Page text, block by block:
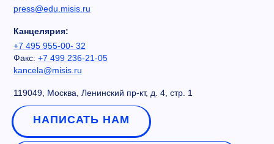
press@edu.misis.ru
Канцелярия:
+7 495 955-00- 32
Факс: +7 499 236-21-05
kancela@misis.ru
119049, Москва, Ленинский пр-кт, д. 4, стр. 1
НАПИСАТЬ НАМ